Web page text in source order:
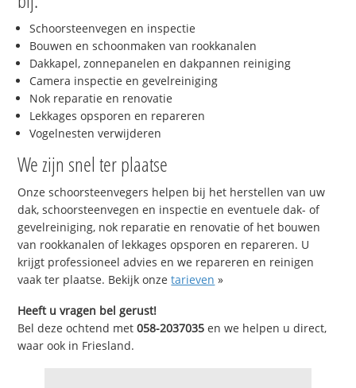
Schoorsteenvegen en inspectie
Bouwen en schoonmaken van rookkanalen
Dakkapel, zonnepanelen en dakpannen reiniging
Camera inspectie en gevelreiniging
Nok reparatie en renovatie
Lekkages opsporen en repareren
Vogelnesten verwijderen
We zijn snel ter plaatse
Onze schoorsteenvegers helpen bij het herstellen van uw
dak, schoorsteenvegen en inspectie en eventuele dak- of
gevelreiniging, nok reparatie en renovatie of het bouwen
van rookkanalen of lekkages opsporen en repareren. U
krijgt professioneel advies en we repareren en reinigen
vaak ter plaatse. Bekijk onzetarieven »
Heeft u vragen bel gerust!
Bel deze ochtend met058-2037035 en we helpen u direct,
waar ook in Friesland.